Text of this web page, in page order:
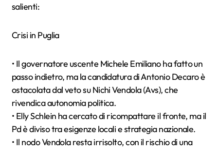
salienti:
Crisi in Puglia
• Il governatore uscente Michele Emiliano ha fatto un
passo indietro, ma la candidatura di Antonio Decaro è
ostacolata dal veto su Nichi Vendola (Avs), che
rivendica autonomia politica.
• Elly Schlein ha cercato di ricompattare il fronte, ma il
Pd è diviso tra esigenze locali e strategia nazionale.
• Il nodo Vendola resta irrisolto, con il rischio di una